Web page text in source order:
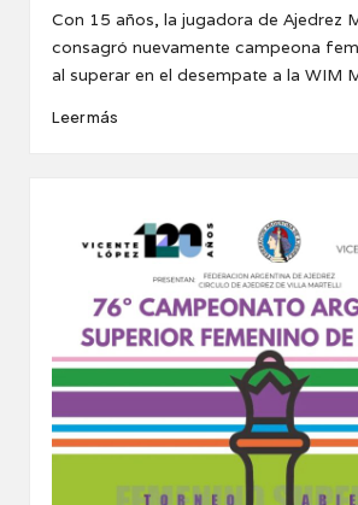
por
Con 15 años, la jugadora de Ajedrez
consagró nuevamente campeona
al superar en el desempate a la WIM
Leer más